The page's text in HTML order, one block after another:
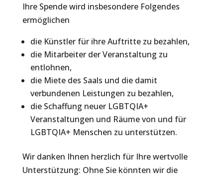
Ihre Spende wird insbesondere Folgendes
ermöglichen
die Künstler für ihre Auftritte zu bezahlen,
die Mitarbeiter der Veranstaltung zu
entlohnen,
die Miete des Saals und die damit
verbundenen Leistungen zu bezahlen,
die Schaffung neuer LGBTQIA+
Veranstaltungen und Räume von und für
LGBTQIA+ Menschen zu unterstützen.
Wir danken Ihnen herzlich für Ihre wertvolle
Unterstützung: Ohne Sie könnten wir die